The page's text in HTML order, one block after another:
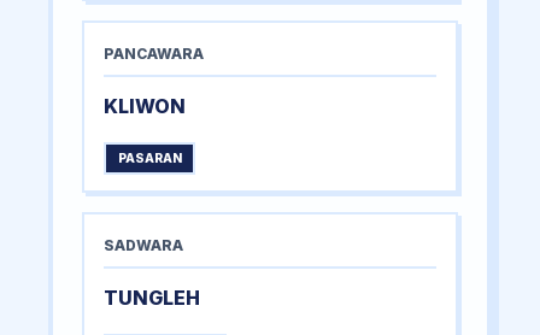
PANCAWARA
KLIWON
PASARAN
SADWARA
TUNGLEH